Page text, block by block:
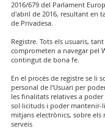
2016/679 del Parlament
d'abril de 2016, resultant en
de Privadesa.
Registre. Tots els usuaris,
comprometen a navegar pel
contingut de bona fe.
En el procés de registre se li
personal de l'Usuari per
les finalitats relatives a poder
sol·licituds i poder
mitjans electrònics, sobre els
serveis